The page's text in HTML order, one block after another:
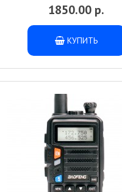
1850.00 р.
КУПИТЬ